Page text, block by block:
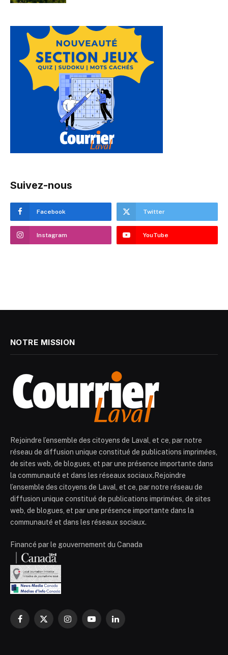
Suivez-nous
Facebook Twitter
Instagram YouTube
NOTRE MISSION
Rejoindre l’ensemble des citoyens de Laval, et ce, par notre
réseau de diffusion unique constitué de publications imprimées,
de sites web, de blogues, et par une présence importante dans
la communauté et dans les réseaux sociaux.Rejoindre
l’ensemble des citoyens de Laval, et ce, par notre réseau de
diffusion unique constitué de publications imprimées, de sites
web, de blogues, et par une présence importante dans la
communauté et dans les réseaux sociaux.
Financé par le gouvernement du Canada
Facebook
X
InstagramYouTubeLinkedIn